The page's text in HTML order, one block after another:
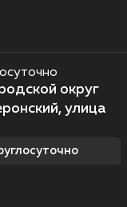
округ
улица